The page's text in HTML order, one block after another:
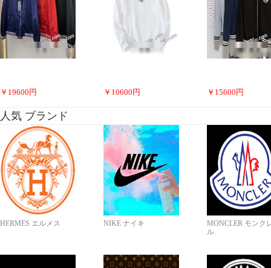
￥ 19600 円 ￥ 10600 円 ￥ 15600 円
人気 ブランド
HERMES エルメス NIKE ナイキ
MONCLER モンク
ル